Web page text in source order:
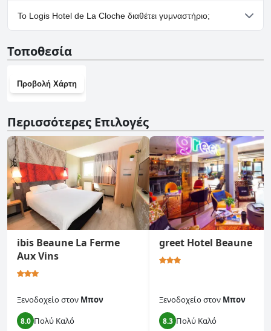
υπολείπεται στην ποιότητα των υπηρεσιών σύμφωνα με
ορισμένους επισκέπτες.
Ναι, υπάρχουν εγκαταστάσεις πάρκινγκ στο Logis Hotel de La
Cloche.
Το Logis Hotel de La Cloche διαθέτει γυμναστήριο;
Τοποθεσία
Προβολή Χάρτη
Περισσότερες Επιλογές
ibis Beaune La Ferme
Aux Vins
Ξενοδοχείοστον Μπον
8.0 Πολύ Καλό
greet Hotel Beaune
Ξενοδοχείοστον Μπον
8.3 Πολύ Καλό